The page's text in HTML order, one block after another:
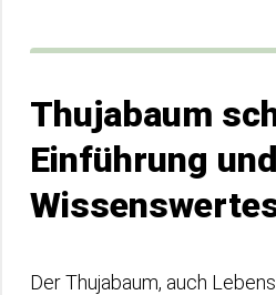
Thujabaum
Einführung und
Der Thujabaum, auch